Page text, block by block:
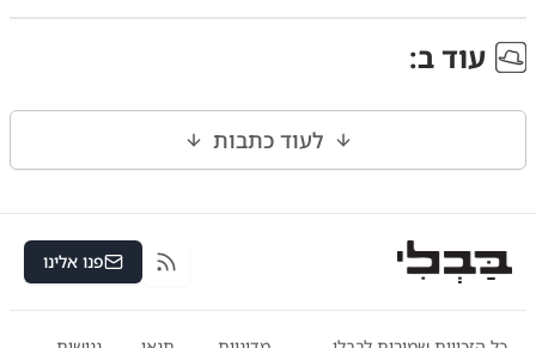
עוד ב:
לעוד כתבות
RSS פנו אלינו